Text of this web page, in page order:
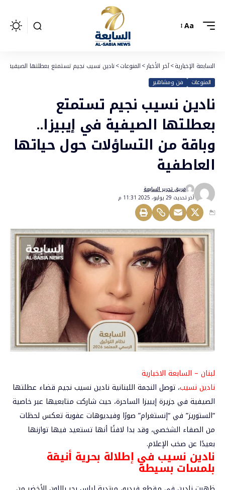
Aa
السابعة الإخبارية>آخر الأخبار>المنوعات>نادين نسيب نجيم تستمتع بعطلتها الصيفية
المنوعات فن ومشاهير
نادين نسيب نجيم تستمتع
بعطلتها الصيفية في إيبيزا..
وباقة من التساؤلات حول حياتها
العاطفية
أخر تحديث 29 يوليو، 2025 11:31 م
فريق تحرير السابعة
لبنان – السابعة الاخبارية
نادين نسيب، توصل النجمة اللبنانية نادين نسيب نجيم قضاء عطلتها
الصيفية في جزيرة إيبيزا الساحرة، حيث شاركت متابعيها عبر خاصية
“الستوريز” في “إنستغرام” صورًا وفيديوهات عفوية تعكس لحظات
من الصفاء الشخصي، وقد بدا لافتًا أنها تستعيد فيها توازنها
بعيدًا عن صخب الإعلام.
نادين نسيب في إطلالة بحرية أنيقة
بلمسات بسيطة